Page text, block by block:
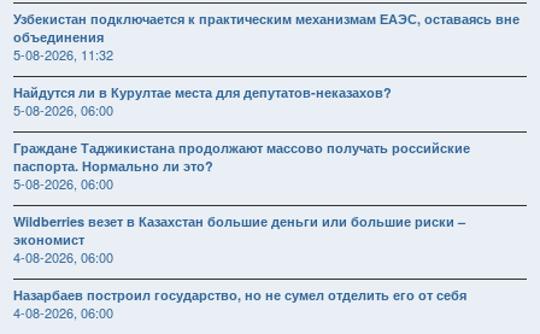
Узбекистан подключается к практическим механизмам ЕАЭС, оставаясь вне
объединения
5-08-2026, 11:32
Найдутся ли в Курултае места для депутатов-неказахов?
5-08-2026, 06:00
Граждане Таджикистана продолжают массово получать российские
паспорта. Нормально ли это?
5-08-2026, 06:00
Wildberries везет в Казахстан большие деньги или большие риски –
экономист
4-08-2026, 06:00
Назарбаев построил государство, но не сумел отделить его от себя
4-08-2026, 06:00